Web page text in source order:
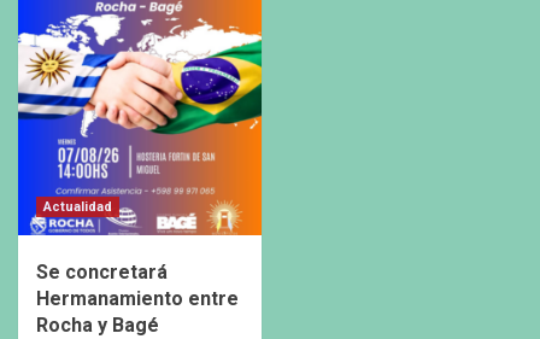
Actualidad
Se concretará
Hermanamiento entre
Rocha y Bagé